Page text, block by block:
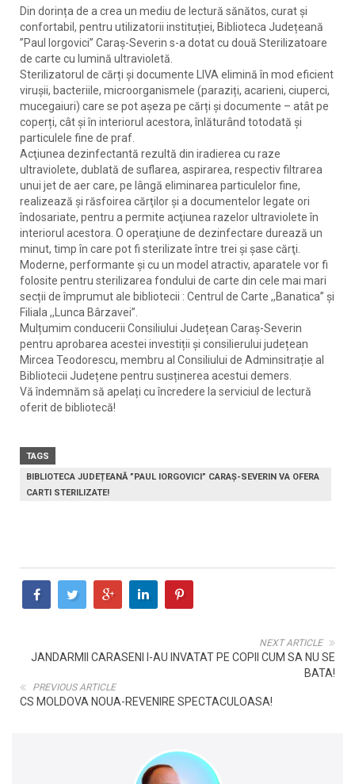
Din dorința de a crea un mediu de lectură sănătos, curat și
confortabil, pentru utilizatorii instituției, Biblioteca Județeană
”Paul Iorgovici” Caraș-Severin s-a dotat cu două Sterilizatoare
de carte cu lumină ultravioletă.
Sterilizatorul de cărți și documente LIVA elimină în mod eficient
virușii, bacteriile, microorganismele (paraziți, acarieni, ciuperci,
mucegaiuri) care se pot așeza pe cărți și documente – atât pe
coperți, cât și în interiorul acestora, înlăturând totodată și
particulele fine de praf.
Acţiunea dezinfectantă rezultă din iradierea cu raze
ultraviolete, dublată de suflarea, aspirarea, respectiv filtrarea
unui jet de aer care, pe lângă eliminarea particulelor fine,
realizează şi răsfoirea cărţilor şi a documentelor legate ori
îndosariate, pentru a permite acţiunea razelor ultraviolete în
interiorul acestora. O operaţiune de dezinfectare durează un
minut, timp în care pot fi sterilizate între trei şi șase cărţi.
Moderne, performante și cu un model atractiv, aparatele vor fi
folosite pentru sterilizarea fondului de carte din cele mai mari
secții de împrumut ale bibliotecii : Centrul de Carte ,,Banatica” și
Filiala ,,Lunca Bârzavei”.
Mulțumim conducerii Consiliului Județean Caraș-Severin
pentru aprobarea acestei investiții și consilierului județean
Mircea Teodorescu, membru al Consiliului de Adminsitrație al
Bibliotecii Județene pentru susținerea acestui demers.
Vă îndemnăm să apelați cu încredere la serviciul de lectură
oferit de bibliotecă!
TAGS
BIBLIOTECA JUDEȚEANĂ ”PAUL IORGOVICI” CARAȘ-SEVERIN VA OFERA
CARTI STERILIZATE!
NEXT ARTICLE
JANDARMII CARASENI I-AU INVATAT PE COPII CUM SA NU SE
BATA!
PREVIOUS ARTICLE
CS MOLDOVA NOUA-REVENIRE SPECTACULOASA!